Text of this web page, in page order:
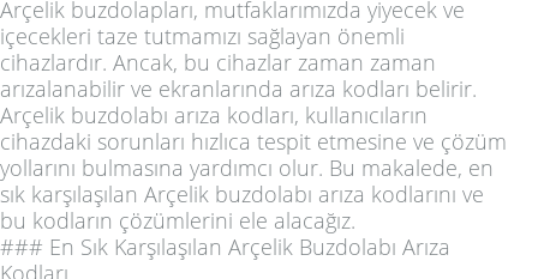
Arçelik buzdolapları, mutfaklarımızda yiyecek ve
içecekleri taze tutmamızı sağlayan önemli
cihazlardır. Ancak, bu cihazlar zaman zaman
arızalanabilir ve ekranlarında arıza kodları belirir.
Arçelik buzdolabı arıza kodları, kullanıcıların
cihazdaki sorunları hızlıca tespit etmesine ve çözüm
yollarını bulmasına yardımcı olur. Bu makalede, en
sık karşılaşılan Arçelik buzdolabı arıza kodlarını ve
bu kodların çözümlerini ele alacağız.
### En Sık Karşılaşılan Arçelik Buzdolabı Arıza
Kodları